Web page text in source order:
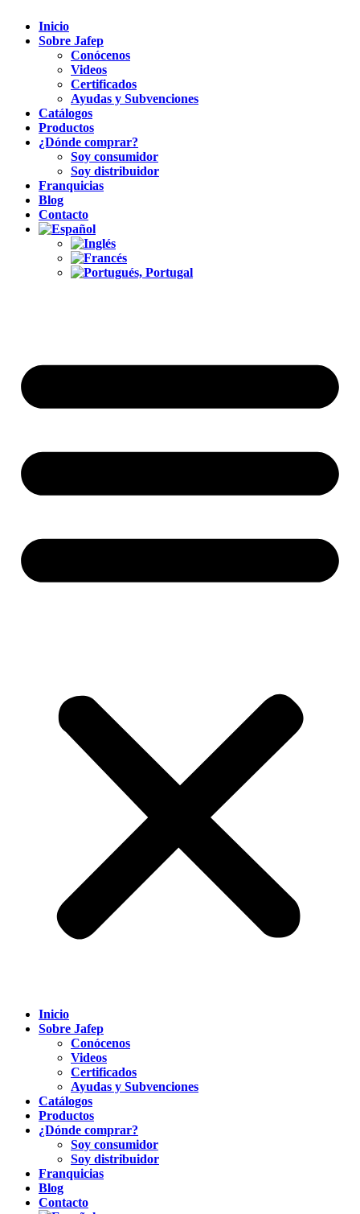
Inicio
Sobre Jafep
Conócenos
Videos
Certificados
Ayudas y Subvenciones
Catálogos
Productos
¿Dónde comprar?
Soy consumidor
Soy distribuidor
Franquicias
Blog
Contacto
Inicio
Sobre Jafep
Conócenos
Videos
Certificados
Ayudas y Subvenciones
Catálogos
Productos
¿Dónde comprar?
Soy consumidor
Soy distribuidor
Franquicias
Blog
Contacto